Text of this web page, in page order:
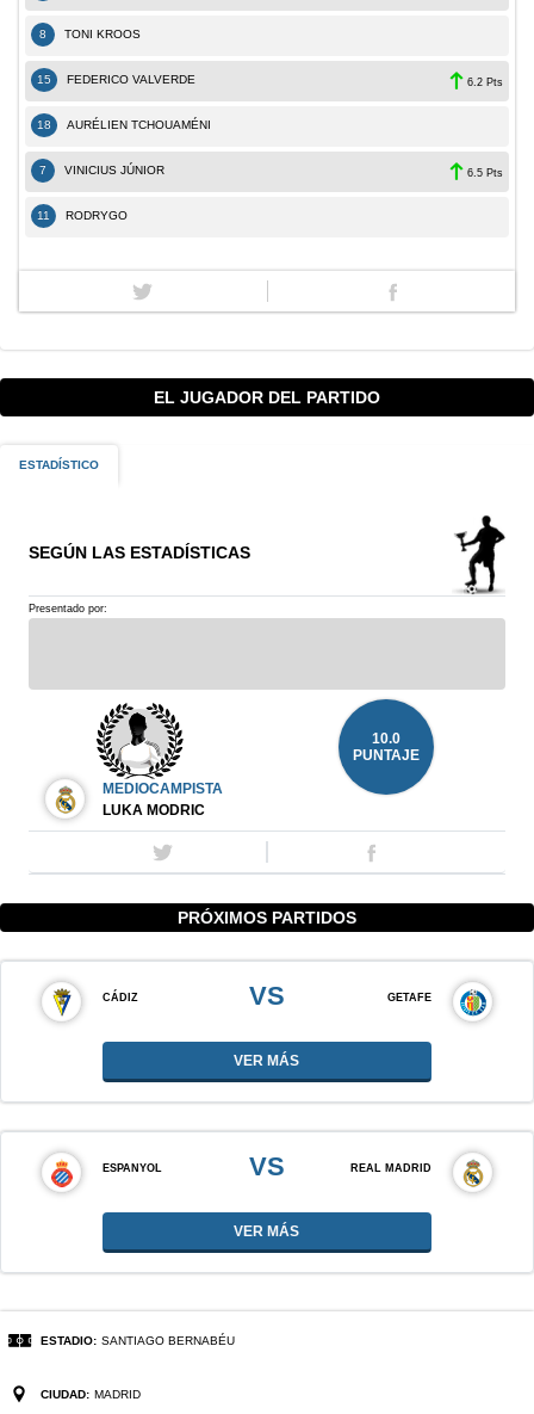
8 TONI KROOS
15 FEDERICO VALVERDE 6.2 Pts
18 AURÉLIEN TCHOUAMÉNI
7 VINICIUS JÚNIOR 6.5 Pts
11 RODRYGO
EL JUGADOR DEL PARTIDO
ESTADÍSTICO
SEGÚN LAS ESTADÍSTICAS
Presentado por:
MEDIOCAMPISTA
LUKA MODRIC
10.0
PUNTAJE
PRÓXIMOS PARTIDOS
CÁDIZ VS GETAFE
VER MÁS
ESPANYOL VS REAL MADRID
VER MÁS
ESTADIO: SANTIAGO BERNABÉU
CIUDAD: MADRID